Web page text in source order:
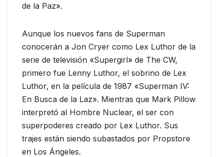
de la Paz».
Aunque los nuevos fans de Superman
conocerán a Jon Cryer como Lex Luthor de la
serie de televisión «Supergirl» de The CW,
primero fue Lenny Luthor, el sobrino de Lex
Luthor, en la película de 1987 «Superman IV:
En Busca de la Laz». Mientras que Mark Pillow
interpretó al Hombre Nuclear, el ser con
superpoderes creado por Lex Luthor. Sus
trajes están siendo subastados por Propstore
en Los Ángeles.